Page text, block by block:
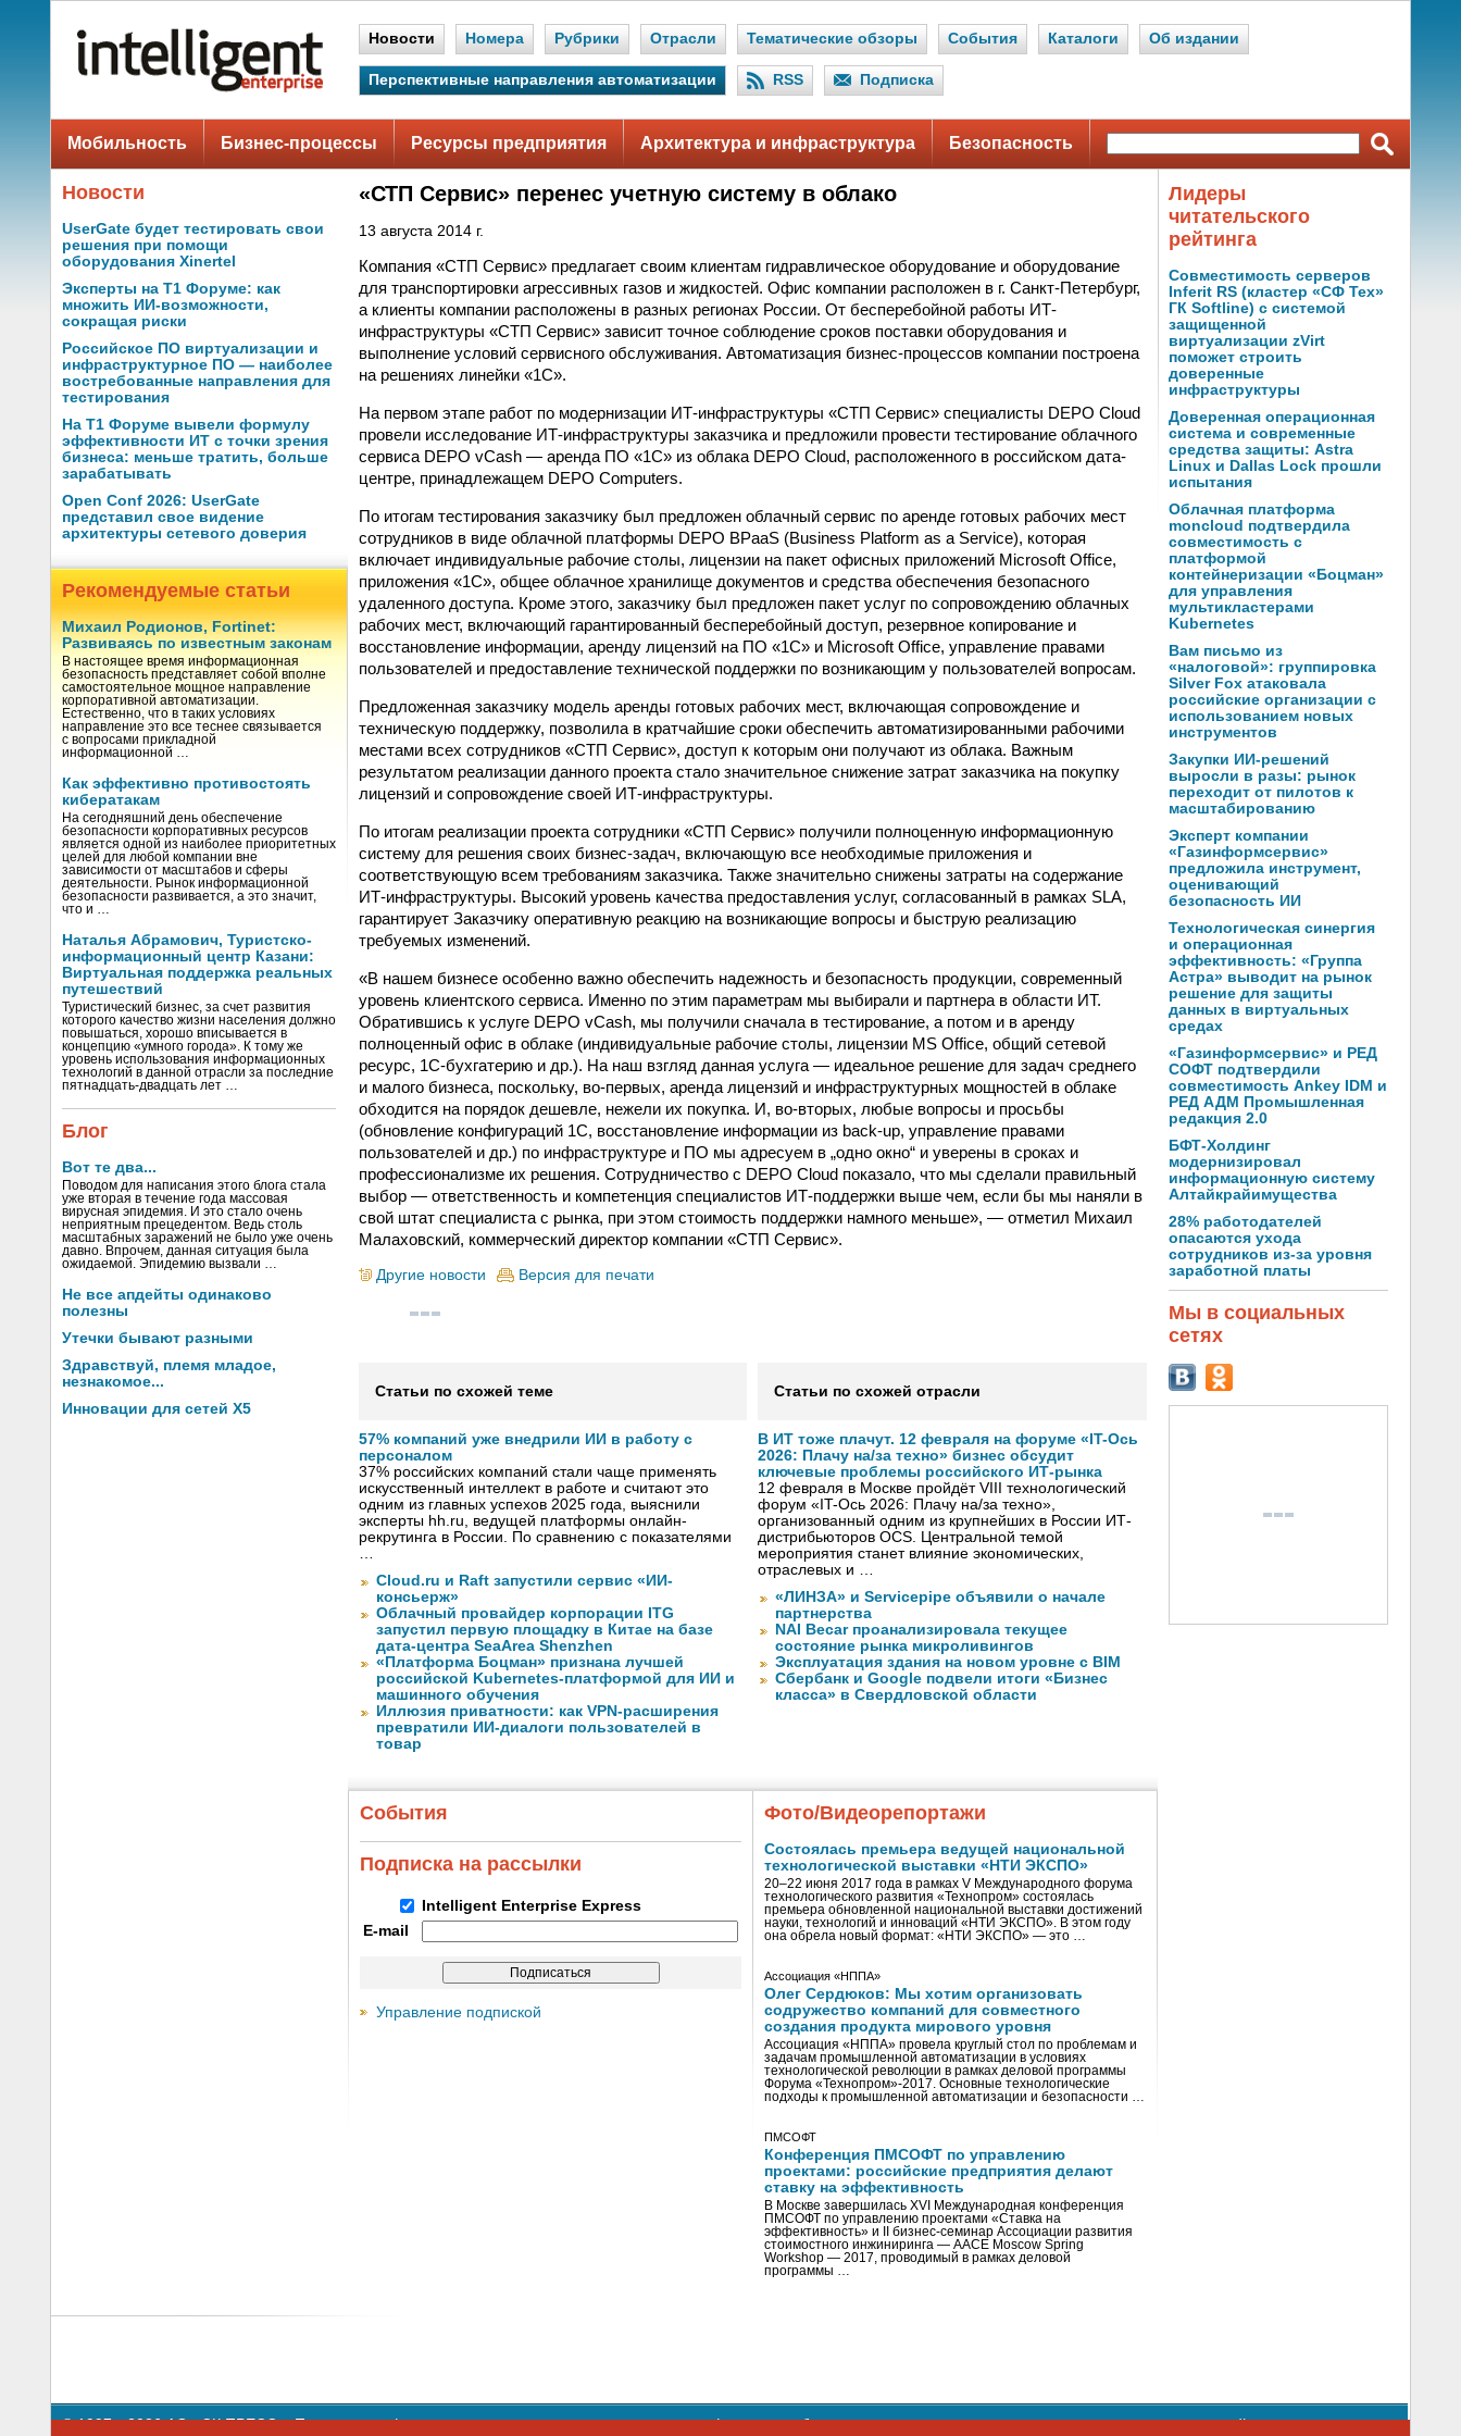
Новости Номера Рубрики Отрасли Тематические обзоры События Каталоги Об издании
Перспективные направления автоматизации RSS Подписка
Мобильность Бизнес-процессы Ресурсы предприятия Архитектура и инфраструктура Безопасность
Новости
UserGate будет тестировать свои
решения при помощи
оборудования Xinertel
Эксперты на Т1 Форуме: как
множить ИИ-возможности,
сокращая риски
Российское ПО виртуализации и
инфраструктурное ПО — наиболее
востребованные направления для
тестирования
На Т1 Форуме вывели формулу
эффективности ИТ с точки зрения
бизнеса: меньше тратить, больше
зарабатывать
Open Conf 2026: UserGate
представил свое видение
архитектуры сетевого доверия
Рекомендуемые статьи
Михаил Родионов, Fortinet:
Развиваясь по известным законам
В настоящее время информационная
безопасность представляет собой вполне
самостоятельное мощное направление
корпоративной автоматизации.
Естественно, что в таких условиях
направление это все теснее связывается
с вопросами прикладной
информационной …
Как эффективно противостоять
кибератакам
На сегодняшний день обеспечение
безопасности корпоративных ресурсов
является одной из наиболее приоритетных
целей для любой компании вне
зависимости от масштабов и сферы
деятельности. Рынок информационной
безопасности развивается, а это значит,
что и …
Наталья Абрамович, Туристско-
информационный центр Казани:
Виртуальная поддержка реальных
путешествий
Туристический бизнес, за счет развития
которого качество жизни населения должно
повышаться, хорошо вписывается в
концепцию «умного города». К тому же
уровень использования информационных
технологий в данной отрасли за последние
пятнадцать-двадцать лет …
Блог
Вот те два...
Поводом для написания этого блога стала
уже вторая в течение года массовая
вирусная эпидемия. И это стало очень
неприятным прецедентом. Ведь столь
масштабных заражений не было уже очень
давно. Впрочем, данная ситуация была
ожидаемой. Эпидемию вызвали …
Не все апдейты одинаково
полезны
Утечки бывают разными
Здравствуй, племя младое,
незнакомое...
Инновации для сетей X5
«СТП Сервис» перенес учетную систему в облако
13 августа 2014 г.
Компания «СТП Сервис» предлагает своим клиентам гидравлическое оборудование и оборудование
для транспортировки агрессивных газов и жидкостей. Офис компании расположен в г. Санкт-Петербург,
а клиенты компании расположены в разных регионах России. От бесперебойной работы ИТ-
инфраструктуры «СТП Сервис» зависит точное соблюдение сроков поставки оборудования и
выполнение условий сервисного обслуживания. Автоматизация бизнес-процессов компании построена
на решениях линейки «1С».
На первом этапе работ по модернизации ИТ-инфраструктуры «СТП Сервис» специалисты DEPO Cloud
провели исследование ИТ-инфраструктуры заказчика и предложили провести тестирование облачного
сервиса DEPO vCash — аренда ПО «1С» из облака DEPO Cloud, расположенного в российском дата-
центре, принадлежащем DEPO Computers.
По итогам тестирования заказчику был предложен облачный сервис по аренде готовых рабочих мест
сотрудников в виде облачной платформы DEPO BPaaS (Business Platform as a Service), которая
включает индивидуальные рабочие столы, лицензии на пакет офисных приложений Microsoft Office,
приложения «1С», общее облачное хранилище документов и средства обеспечения безопасного
удаленного доступа. Кроме этого, заказчику был предложен пакет услуг по сопровождению облачных
рабочих мест, включающий гарантированный бесперебойный доступ, резервное копирование и
восстановление информации, аренду лицензий на ПО «1С» и Microsoft Office, управление правами
пользователей и предоставление технической поддержки по возникающим у пользователей вопросам.
Предложенная заказчику модель аренды готовых рабочих мест, включающая сопровождение и
техническую поддержку, позволила в кратчайшие сроки обеспечить автоматизированными рабочими
местами всех сотрудников «СТП Сервис», доступ к которым они получают из облака. Важным
результатом реализации данного проекта стало значительное снижение затрат заказчика на покупку
лицензий и сопровождение своей ИТ-инфраструктуры.
По итогам реализации проекта сотрудники «СТП Сервис» получили полноценную информационную
систему для решения своих бизнес-задач, включающую все необходимые приложения и
соответствующую всем требованиям заказчика. Также значительно снижены затраты на содержание
ИТ-инфраструктуры. Высокий уровень качества предоставления услуг, согласованный в рамках SLA,
гарантирует Заказчику оперативную реакцию на возникающие вопросы и быструю реализацию
требуемых изменений.
«В нашем бизнесе особенно важно обеспечить надежность и безопасность продукции, современный
уровень клиентского сервиса. Именно по этим параметрам мы выбирали и партнера в области ИТ.
Обратившись к услуге DEPO vCash, мы получили сначала в тестирование, а потом и в аренду
полноценный офис в облаке (индивидуальные рабочие столы, лицензии MS Office, общий сетевой
ресурс, 1С-бухгатерию и др.). На наш взгляд данная услуга — идеальное решение для задач среднего
и малого бизнеса, поскольку, во-первых, аренда лицензий и инфраструктурных мощностей в облаке
обходится на порядок дешевле, нежели их покупка. И, во-вторых, любые вопросы и просьбы
(обновление конфигураций 1С, восстановление информации из back-up, управление правами
пользователей и др.) по инфраструктуре и ПО мы адресуем в „одно окно“ и уверены в сроках и
профессионализме их решения. Сотрудничество с DEPO Cloud показало, что мы сделали правильный
выбор — ответственность и компетенция специалистов ИТ-поддержки выше чем, если бы мы наняли в
свой штат специалиста с рынка, при этом стоимость поддержки намного меньше», — отметил Михаил
Малаховский, коммерческий директор компании «СТП Сервис».
Другие новости Версия для печати
Статьи по схожей теме
57% компаний уже внедрили ИИ в работу с
персоналом
37% российских компаний стали чаще применять
искусственный интеллект в работе и считают это
одним из главных успехов 2025 года, выяснили
эксперты hh.ru, ведущей платформы онлайн-
рекрутинга в России. По сравнению с показателями
…
Cloud.ru и Raft запустили сервис «ИИ-
консьерж»
Облачный провайдер корпорации ITG
запустил первую площадку в Китае на базе
дата-центра SeaArea Shenzhen
«Платформа Боцман» признана лучшей
российской Kubernetes-платформой для ИИ и
машинного обучения
Иллюзия приватности: как VPN-расширения
превратили ИИ-диалоги пользователей в
товар
Статьи по схожей отрасли
В ИТ тоже плачут. 12 февраля на форуме «IT-Ось
2026: Плачу на/за техно» бизнес обсудит
ключевые проблемы российского ИТ-рынка
12 февраля в Москве пройдёт VIII технологический
форум «IT-Ось 2026: Плачу на/за техно»,
организованный одним из крупнейших в России ИТ-
дистрибьюторов OCS. Центральной темой
мероприятия станет влияние экономических,
отраслевых и …
«ЛИНЗА» и Servicepipe объявили о начале
партнерства
NAI Becar проанализировала текущее
состояние рынка микроливингов
Эксплуатация здания на новом уровне с BIM
Сбербанк и Google подвели итоги «Бизнес
класса» в Свердловской области
События
Подписка на рассылки
Intelligent Enterprise Express
E-mail
Управление подпиской
Фото/Видеорепортажи
Состоялась премьера ведущей национальной
технологической выставки «НТИ ЭКСПО»
20–22 июня 2017 года в рамках V Международного форума
технологического развития «Технопром» состоялась
премьера обновленной национальной выставки достижений
науки, технологий и инноваций «НТИ ЭКСПО». В этом году
она обрела новый формат: «НТИ ЭКСПО» — это …
Ассоциация «НППА»
Олег Сердюков: Мы хотим организовать
содружество компаний для совместного
создания продукта мирового уровня
Ассоциация «НППА» провела круглый стол по проблемам и
задачам промышленной автоматизации в условиях
технологической революции в рамках деловой программы
Форума «Технопром»-2017. Основные технологические
подходы к промышленной автоматизации и безопасности …
ПМСОФТ
Конференция ПМСОФТ по управлению
проектами: российские предприятия делают
ставку на эффективность
В Москве завершилась XVI Международная конференция
ПМСОФТ по управлению проектами «Ставка на
эффективность» и II бизнес-семинар Ассоциации развития
стоимостного инжиниринга — AACE Moscow Spring
Workshop — 2017, проводимый в рамках деловой
программы …
Лидеры
читательского
рейтинга
Совместимость серверов
Inferit RS (кластер «СФ Тех»
ГК Softline) с системой
защищенной
виртуализации zVirt
поможет строить
доверенные
инфраструктуры
Доверенная операционная
система и современные
средства защиты: Astra
Linux и Dallas Lock прошли
испытания
Облачная платформа
moncloud подтвердила
совместимость с
платформой
контейнеризации «Боцман»
для управления
мультикластерами
Kubernetes
Вам письмо из
«налоговой»: группировка
Silver Fox атаковала
российские организации с
использованием новых
инструментов
Закупки ИИ-решений
выросли в разы: рынок
переходит от пилотов к
масштабированию
Эксперт компании
«Газинформсервис»
предложила инструмент,
оценивающий
безопасность ИИ
Технологическая синергия
и операционная
эффективность: «Группа
Астра» выводит на рынок
решение для защиты
данных в виртуальных
средах
«Газинформсервис» и РЕД
СОФТ подтвердили
совместимость Ankey IDM и
РЕД АДМ Промышленная
редакция 2.0
БФТ-Холдинг
модернизировал
информационную систему
Алтайкрайимущества
28% работодателей
опасаются ухода
сотрудников из-за уровня
заработной платы
Мы в социальных
сетях
© 1997—2026 АО «СК ПРЕСС».Политика конфиденциальности персональных данных,информация об авторских правах и порядке использования материалов сайта